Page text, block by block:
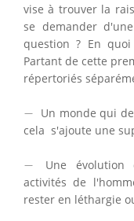
vise à trouver la
se demander
question ? En
Partant de cette
répertoriés
− Un monde qui
cela s'ajoute une
−
Une évolution
activités de
rester en léthargie